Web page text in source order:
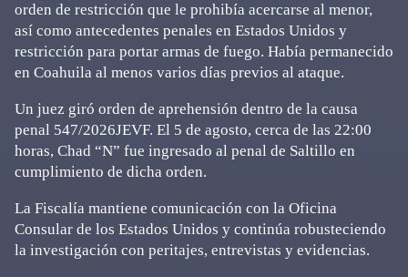
orden de restricción que le prohibía acercarse al menor,
así como antecedentes penales en Estados Unidos y
restricción para portar armas de fuego. Había permanecido
en Coahuila al menos varios días previos al ataque.
Un juez giró orden de aprehensión dentro de la causa
penal 547/2026JEVF. El 5 de agosto, cerca de las 22:00
horas, Chad “N” fue ingresado al penal de Saltillo en
cumplimiento de dicha orden.
La Fiscalía mantiene comunicación con la Oficina
Consular de los Estados Unidos y continúa robusteciendo
la investigación con peritajes, entrevistas y evidencias.